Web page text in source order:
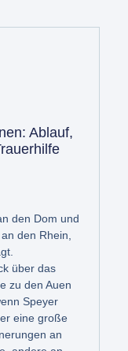
Ablauf,
den Dom und
den Rhein,
über das
zu den Auen
Speyer
eine große
an